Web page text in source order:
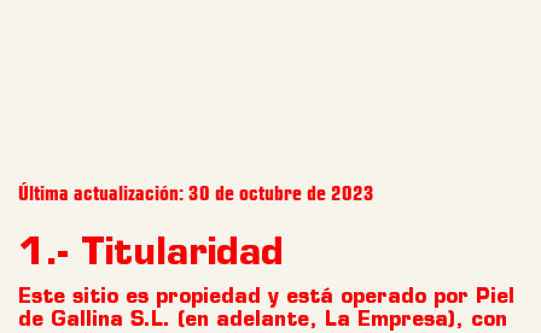
Última actualización: 30 de octubre de 2023
1.- Titularidad
Este sitio es propiedad y está operado por Piel
de Gallina S.L. (en adelante, La Empresa), con